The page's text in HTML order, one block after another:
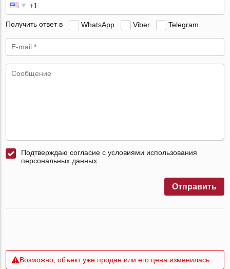
Получить ответ в WhatsApp Viber Telegram
Подтверждаю согласие с условиями использования
персональных данных
Отправить
Возможно, объект уже продан или его цена изменилась